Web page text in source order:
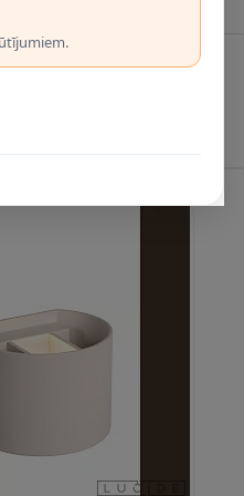
Darba spriegums:
funkcionālai gaismai,